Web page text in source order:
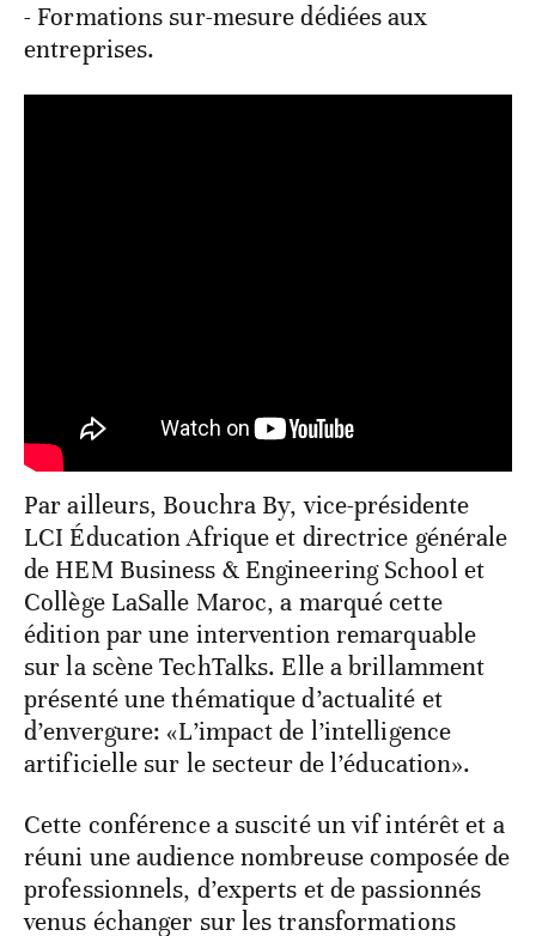
- Formations sur-mesure dédiées aux
entreprises.
Par ailleurs, Bouchra By, vice-présidente
LCI Éducation Afrique et directrice générale
de HEM Business & Engineering School et
Collège LaSalle Maroc, a marqué cette
édition par une intervention remarquable
sur la scène TechTalks. Elle a brillamment
présenté une thématique d’actualité et
d’envergure: «L’impact de l’intelligence
artificielle sur le secteur de l’éducation».
Cette conférence a suscité un vif intérêt et a
réuni une audience nombreuse composée de
professionnels, d’experts et de passionnés
venus échanger sur les transformations